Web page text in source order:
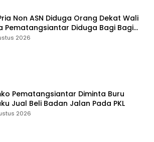
Non ASN Diduga Orang Dekat Wali
Pematangsiantar Diduga Bagi Bagi
ke Kontraktor
2026
Pematangsiantar Diminta Buru
Jual Beli Badan Jalan Pada PKL
2026